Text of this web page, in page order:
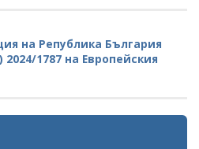
на Република България
1787 на Европейския